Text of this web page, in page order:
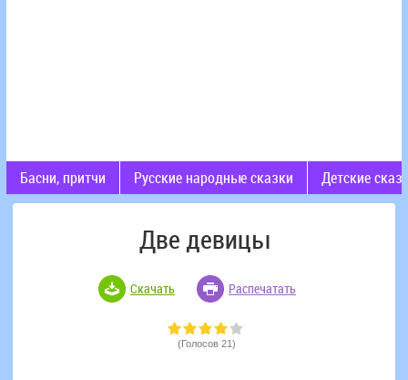
Басни, притчи Русские народные сказки Детские
Две девицы
Скачать Распечатать
(Голосов 21)